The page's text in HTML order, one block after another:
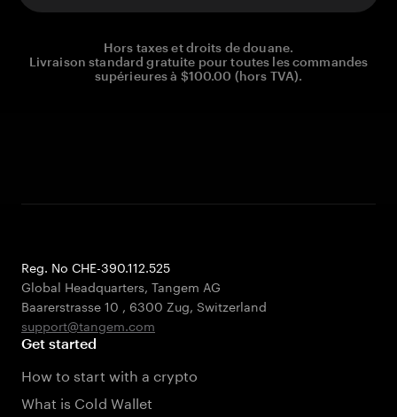
Hors taxes et droits de douane.
Livraison standard gratuite pour toutes les commandes
supérieures à $100.00 (hors TVA).
Reg. No CHE-390.112.525
Global Headquarters, Tangem AG
Baarerstrasse 10 , 6300 Zug, Switzerland
support@tangem.com
Get started
How to start with a crypto
What is Cold Wallet